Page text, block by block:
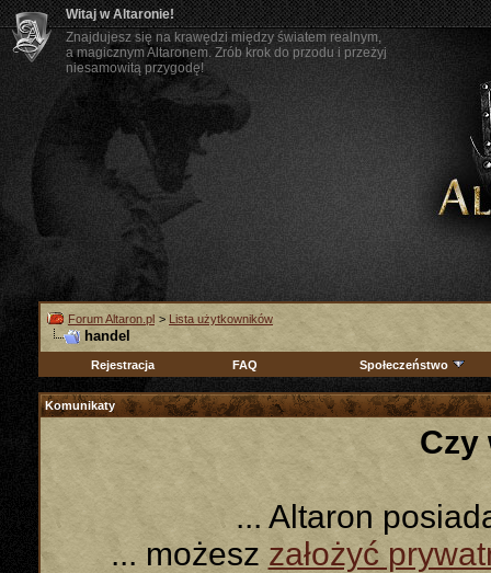
Witaj w Altaronie!
Znajdujesz się na krawędzi między światem realnym,
a magicznym Altaronem. Zrób krok do przodu i przeżyj
niesamowitą przygodę!
Forum Altaron.pl > Lista użytkowników
handel
Rejestracja FAQ Społeczeństwo
Komunikaty
Czy
... Altaron
... możeszzałożyć